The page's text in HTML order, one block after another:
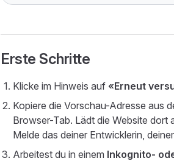
Erste Schritte
Klicke im Hinweis auf «Erneut
Kopiere die Vorschau-Adresse aus
Browser-Tab. Lädt die Website dort
Melde das deiner Entwicklerin,
Arbeitest du in einem Inkognito-